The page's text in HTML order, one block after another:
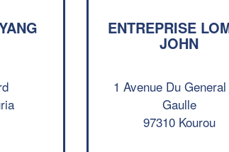
ENTREPRISE
JOHN
1 Avenue Du
Gaulle
97310 Kourou
Augmentez votre
margestout en
En